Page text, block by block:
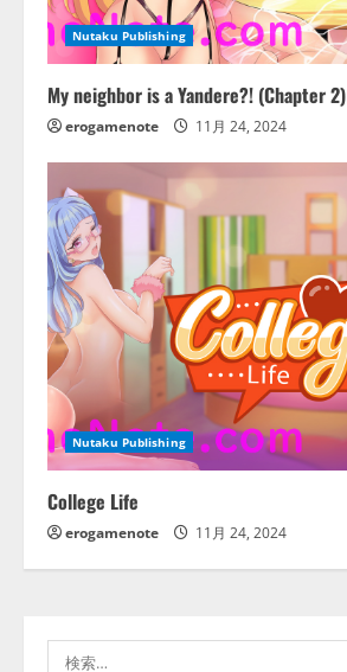
Nutaku Publishing
My neighbor is a Yandere?! (Chapter 2)
erogamenote 11月 24, 2024
Nutaku Publishing
College Life
erogamenote 11月 24, 2024